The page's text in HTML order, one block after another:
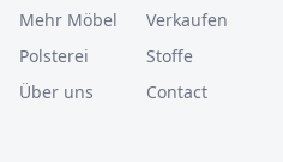
Mehr Möbel
Verkaufen
Polsterei
Stoffe
Über uns
Contact